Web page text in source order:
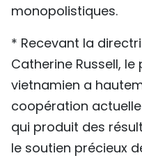
monopolistiques.
* Recevant la
Catherine Russell,
vietnamien a
coopération
qui produit des
le soutien précieux